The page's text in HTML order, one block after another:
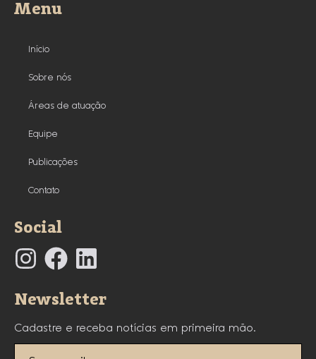
Menu
Início
Sobre nós
Áreas de atuação
Equipe
Publicações
Contato
Social
Newsletter
Cadastre e receba notícias em primeira mão.